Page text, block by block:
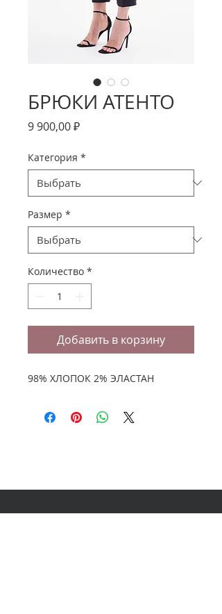
БРЮКИ АТЕНТО
9 900,00 ₽Цена
Категория *
Размер *
Количество *
Добавить в корзину
98% ХЛОПОК 2% ЭЛАСТАН